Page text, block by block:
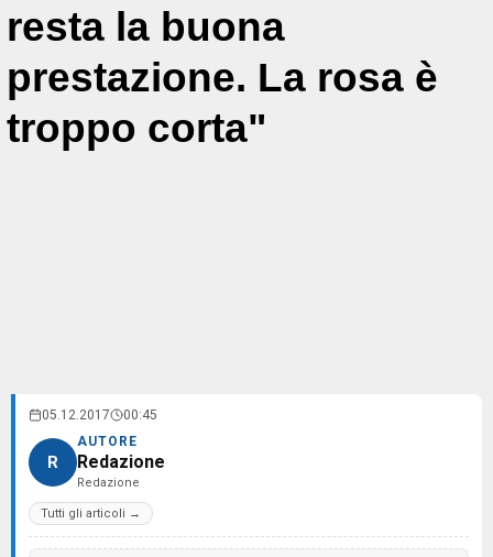
resta la buona
prestazione. La rosa è
troppo corta"
05.12.2017 00:45
R
AUTORE
Redazione
Redazione
Tutti gli articoli →